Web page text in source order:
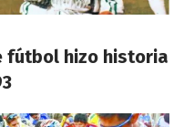
fútbol hizo historia